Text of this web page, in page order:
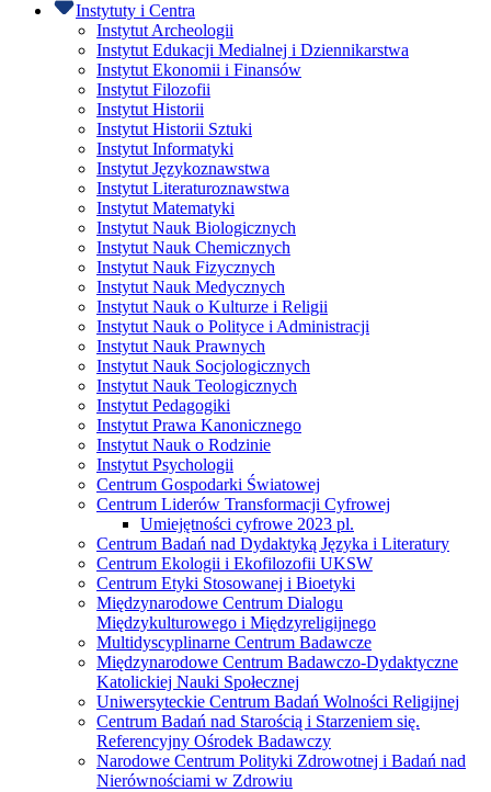
Instytuty i Centra
Instytut Archeologii
Instytut Edukacji Medialnej i Dziennikarstwa
Instytut Ekonomii i Finansów
Instytut Filozofii
Instytut Historii
Instytut Historii Sztuki
Instytut Informatyki
Instytut Językoznawstwa
Instytut Literaturoznawstwa
Instytut Matematyki
Instytut Nauk Biologicznych
Instytut Nauk Chemicznych
Instytut Nauk Fizycznych
Instytut Nauk Medycznych
Instytut Nauk o Kulturze i Religii
Instytut Nauk o Polityce i Administracji
Instytut Nauk Prawnych
Instytut Nauk Socjologicznych
Instytut Nauk Teologicznych
Instytut Pedagogiki
Instytut Prawa Kanonicznego
Instytut Nauk o Rodzinie
Instytut Psychologii
Centrum Gospodarki Światowej
Centrum Liderów Transformacji Cyfrowej
Umiejętności cyfrowe 2023 pl.
Centrum Badań nad Dydaktyką Języka i Literatury
Centrum Ekologii i Ekofilozofii UKSW
Centrum Etyki Stosowanej i Bioetyki
Międzynarodowe Centrum Dialogu
Międzykulturowego i Międzyreligijnego
Multidyscyplinarne Centrum Badawcze
Międzynarodowe Centrum Badawczo-Dydaktyczne
Katolickiej Nauki Społecznej
Uniwersyteckie Centrum Badań Wolności Religijnej
Centrum Badań nad Starością i Starzeniem się.
Referencyjny Ośrodek Badawczy
Narodowe Centrum Polityki Zdrowotnej i Badań nad
Nierównościami w Zdrowiu